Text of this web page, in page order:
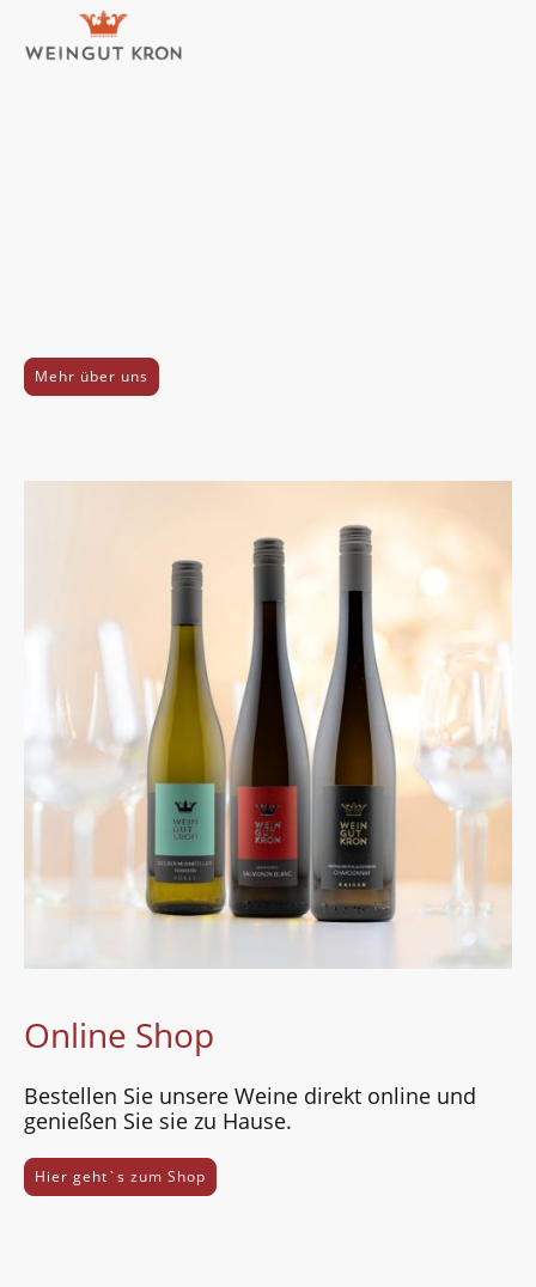
Mehr über uns
Online Shop
Bestellen Sie unsere Weine direkt online und
genießen Sie sie zu Hause.
Hier geht`s zum Shop